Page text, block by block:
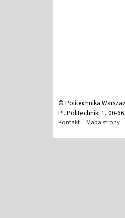
© Politechnika
Pl. Politechniki 1, 00-
Kontakt Mapa strony